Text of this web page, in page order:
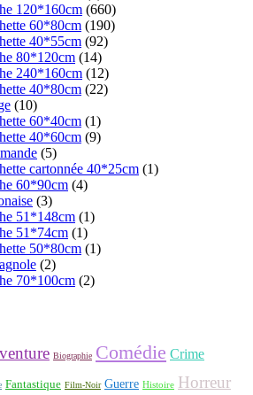
120*160cm (660)
60*80cm (190)
40*55cm (92)
80*120cm (14)
240*160cm (12)
40*80cm (22)
(10)
60*40cm (1)
40*60cm (9)
(5)
cartonnée 40*25cm (1)
60*90cm (4)
(3)
51*148cm (1)
51*74cm (1)
50*80cm (1)
(2)
70*100cm (2)
Biographie Comédie Crime
Fantastique Film-Noir Guerre Histoire Horreur